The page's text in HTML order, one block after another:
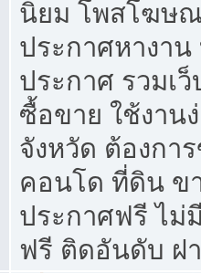
นิยม โพสโฆษ
ประกาศหางาน
ประกาศ รวมเ
ซื้อขาย ใช้งาน
จังหวัด ต้องกา
คอนโด ที่ดิน ข
ประกาศฟรี ไม่
ฟรี ติดอันดับ ฝ